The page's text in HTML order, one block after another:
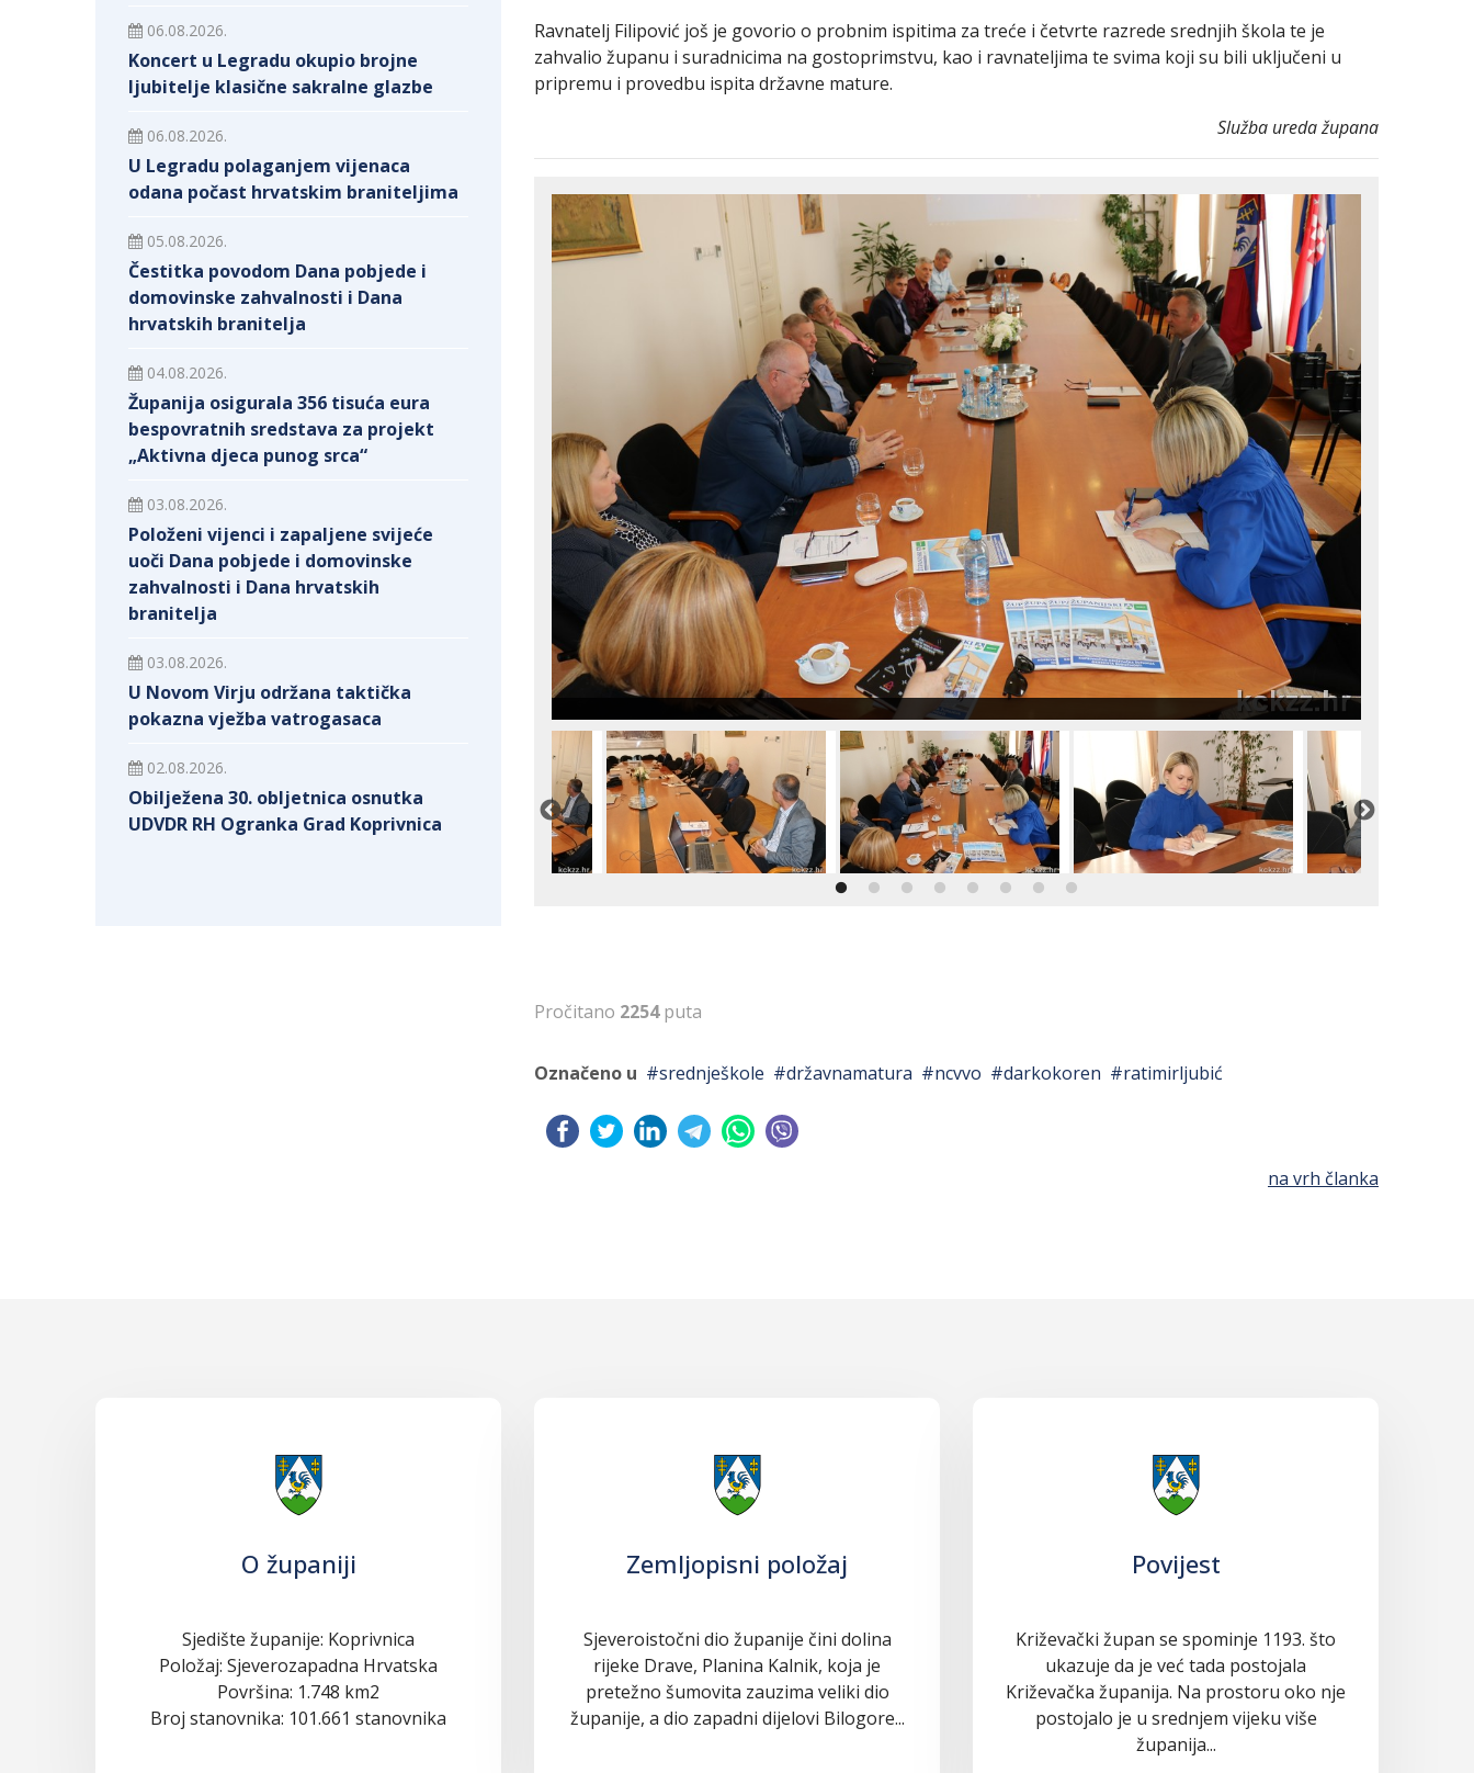
06.08.2026.
Koncert u Legradu okupio brojne
ljubitelje klasične sakralne glazbe
06.08.2026.
U Legradu polaganjem vijenaca
odana počast hrvatskim braniteljima
05.08.2026.
Čestitka povodom Dana pobjede i
domovinske zahvalnosti i Dana
hrvatskih branitelja
04.08.2026.
Županija osigurala 356 tisuća eura
bespovratnih sredstava za projekt
„Aktivna djeca punog srca“
03.08.2026.
Položeni vijenci i zapaljene svijeće
uoči Dana pobjede i domovinske
zahvalnosti i Dana hrvatskih
branitelja
03.08.2026.
U Novom Virju održana taktička
pokazna vježba vatrogasaca
02.08.2026.
Obilježena 30. obljetnica osnutka
UDVDR RH Ogranka Grad Koprivnica
Ravnatelj Filipović još je govorio o probnim ispitima za treće i četvrte razrede srednjih škola te je
zahvalio županu i suradnicima na gostoprimstvu, kao i ravnateljima te svima koji su bili uključeni u
pripremu i provedbu ispita državne mature.
Služba ureda župana
Pročitano 2254puta
Označeno u srednješkole državnamatura ncvvo darkokoren ratimirljubić
na vrh članka
O županiji
Sjedište županije: Koprivnica
Položaj: Sjeverozapadna Hrvatska
Površina: 1.748 km2
Broj stanovnika: 101.661 stanovnika
Zemljopisni položaj
Sjeveroistočni dio županije čini dolina
rijeke Drave, Planina Kalnik, koja je
pretežno šumovita zauzima veliki dio
županije, a dio zapadni dijelovi Bilogore...
Povijest
Križevački župan se spominje 1193. što
ukazuje da je već tada postojala
Križevačka županija. Na prostoru oko nje
postojalo je u srednjem vijeku više
županija...